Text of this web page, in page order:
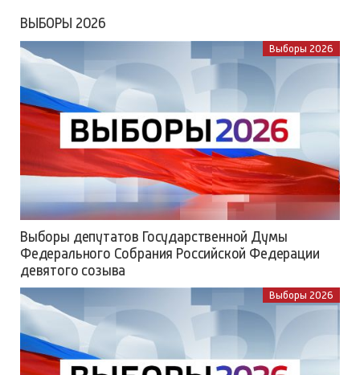
ВЫБОРЫ 2026
Выборы 2026
Выборы депутатов Государственной Думы
Федерального Собрания Российской Федерации
девятого созыва
Выборы 2026